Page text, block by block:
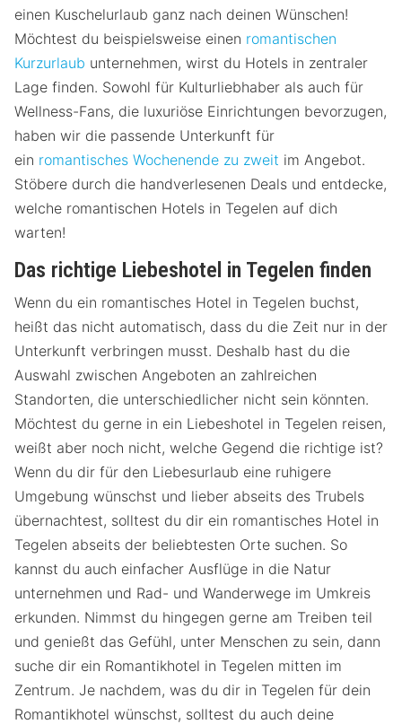
einen Kuschelurlaub ganz nach deinen Wünschen!
Möchtest du beispielsweise einen romantischen
Kurzurlaub unternehmen, wirst du Hotels in zentraler
Lage finden. Sowohl für Kulturliebhaber als auch für
Wellness-Fans, die luxuriöse Einrichtungen bevorzugen,
haben wir die passende Unterkunft für
ein romantisches Wochenende zu zweit im Angebot.
Stöbere durch die handverlesenen Deals und entdecke,
welche romantischen Hotels in Tegelen auf dich
warten!
Das richtige Liebeshotel in Tegelen finden
Wenn du ein romantisches Hotel in Tegelen buchst,
heißt das nicht automatisch, dass du die Zeit nur in der
Unterkunft verbringen musst. Deshalb hast du die
Auswahl zwischen Angeboten an zahlreichen
Standorten, die unterschiedlicher nicht sein könnten.
Möchtest du gerne in ein Liebeshotel in Tegelen reisen,
weißt aber noch nicht, welche Gegend die richtige ist?
Wenn du dir für den Liebesurlaub eine ruhigere
Umgebung wünschst und lieber abseits des Trubels
übernachtest, solltest du dir ein romantisches Hotel in
Tegelen abseits der beliebtesten Orte suchen. So
kannst du auch einfacher Ausflüge in die Natur
unternehmen und Rad- und Wanderwege im Umkreis
erkunden. Nimmst du hingegen gerne am Treiben teil
und genießt das Gefühl, unter Menschen zu sein, dann
suche dir ein Romantikhotel in Tegelen mitten im
Zentrum. Je nachdem, was du dir in Tegelen für dein
Romantikhotel wünschst, solltest du auch deine